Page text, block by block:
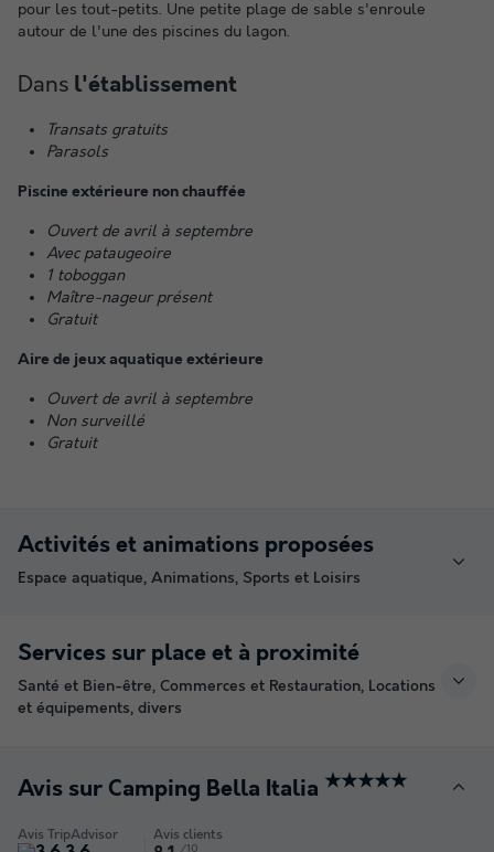
pour les tout-petits. Une petite plage de sable s'enroule
autour de l'une des piscines du lagon.
Dans l'établissement
Transats gratuits
Parasols
Piscine extérieure non chauffée
Ouvert de avril à septembre
Avec pataugeoire
1 toboggan
Maître-nageur présent
Gratuit
Aire de jeux aquatique extérieure
Ouvert de avril à septembre
Non surveillé
Gratuit
Activités et animations proposées
Espace aquatique, Animations, Sports et Loisirs
Services sur place et à proximité
Santé et Bien-être, Commerces et Restauration, Locations
et équipements, divers
Avis sur Camping Bella Italia ★★★★★
Avis TripAdvisor Avis clients
/10